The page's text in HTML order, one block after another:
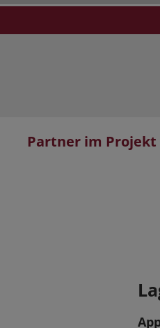
Partner im Projekt